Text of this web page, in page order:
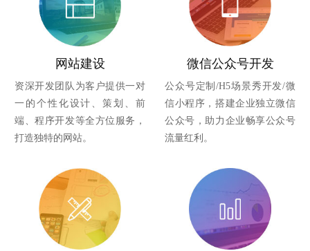
网站建设
资深开发团队为客户提供一对
一的个性化设计、策划、前
端、程序开发等全方位服务，
打造独特的网站。
微信公众号开发
公众号定制/H5场景秀开发/微
信小程序，搭建企业独立微信
公众号，助力企业畅享公众号
流量红利。